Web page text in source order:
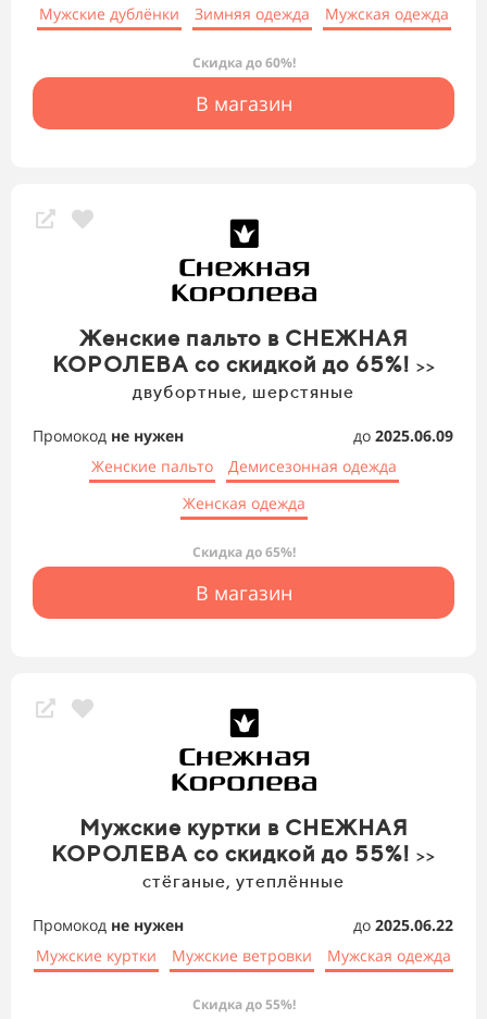
Мужские дублёнки Зимняя одежда Мужская одежда
Скидка до 60%!
В магазин
Женские пальто в СНЕЖНАЯ
КОРОЛЕВА со скидкой до 65%! >>
двубортные, шерстяные
Промокод не нужен до 2025.06.09
Женские пальто
Демисезонная одежда
Женская одежда
Скидка до 65%!
В магазин
Мужские куртки в СНЕЖНАЯ
КОРОЛЕВА со скидкой до 55%! >>
стёганые, утеплённые
Промокод не нужен до 2025.06.22
Мужские куртки
Мужские ветровки Мужская одежда
Скидка до 55%!